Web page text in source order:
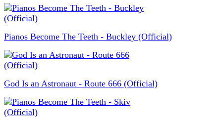
Pianos Become The Teeth - Buckley (Official)
God Is an Astronaut - Route 666 (Official)